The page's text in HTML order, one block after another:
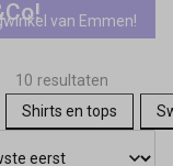
van Emmen!
10 resultaten
Shirts en tops